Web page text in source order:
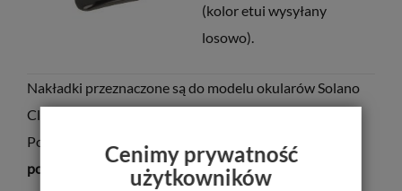
(kolor etui wysyłany
losowo).
Nakładki przeznaczone są do modelu okularów Solano
Clip-On
Posiadają soczewki z
polaryzacyjnym.
Cenimy prywatność
użytkowników